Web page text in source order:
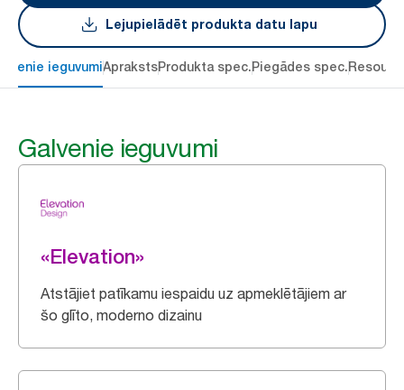
Lejupielādēt produkta datu lapu
ieguvumiAprakstsProdukta spec.Piegādes spec.
Galvenie ieguvumi
«Elevation»
Atstājiet patīkamu iespaidu uz apmeklētājiem ar
šo glīto, moderno dizainu